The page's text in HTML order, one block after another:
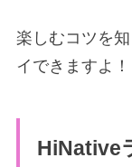
楽しむコツを
イできますよ！
HiNative